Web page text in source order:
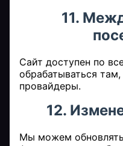
11.
Сайт доступен по
обрабатываться
провайдеры.
12.
Мы можем